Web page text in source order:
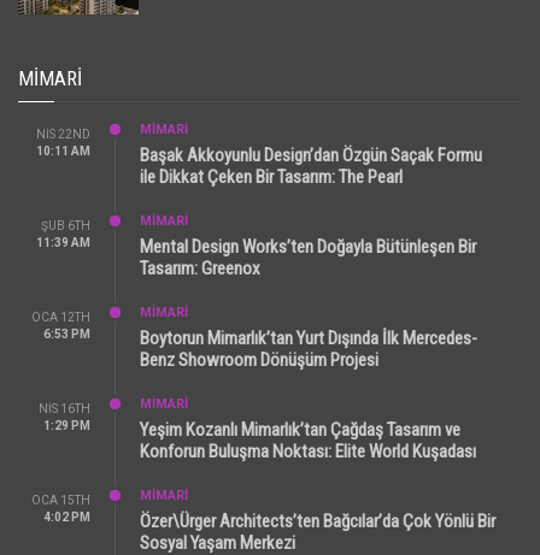
MIMARI
NIS 22ND
10:11 AM
MİMARİ
Başak Akkoyunlu Design’dan Özgün Saçak Formu
ile Dikkat Çeken Bir Tasarım: The Pearl
ŞUB 6TH
11:39 AM
MİMARİ
Mental Design Works’ten Doğayla Bütünleşen Bir
Tasarım: Greenox
OCA 12TH
6:53 PM
MİMARİ
Boytorun Mimarlık’tan Yurt Dışında İlk Mercedes-
Benz Showroom Dönüşüm Projesi
NIS 16TH
1:29 PM
MİMARİ
Yeşim Kozanlı Mimarlık’tan Çağdaş Tasarım ve
Konforun Buluşma Noktası: Elite World Kuşadası
OCA 15TH
4:02 PM
MİMARİ
Özer\Ürger Architects’ten Bağcılar’da Çok Yönlü Bir
Sosyal Yaşam Merkezi